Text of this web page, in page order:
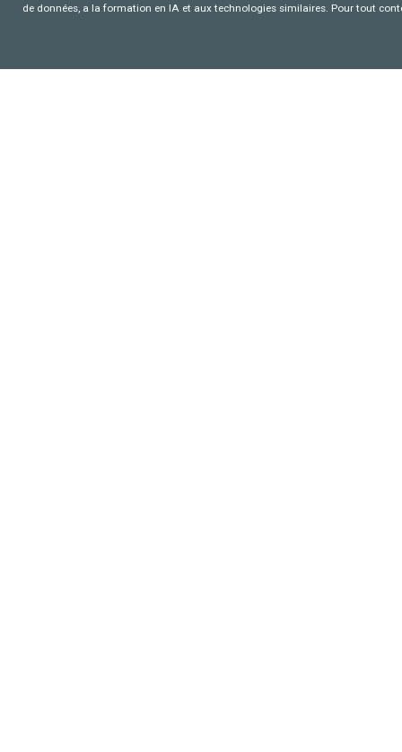
de données, a la formation en IA et aux technologies similaires. Pour tout